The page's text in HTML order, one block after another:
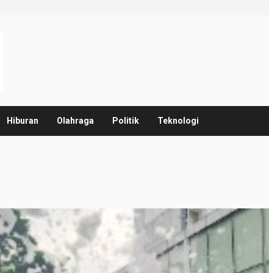
Hiburan Olahraga Politik Teknologi